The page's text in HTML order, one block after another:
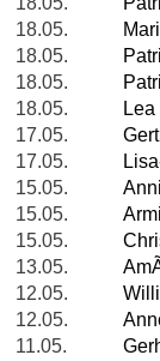
18.05.
18.05.
18.05.
18.05.
17.05.
17.05.
15.05.
15.05.
15.05.
13.05.
12.05.
12.05.
11.05.